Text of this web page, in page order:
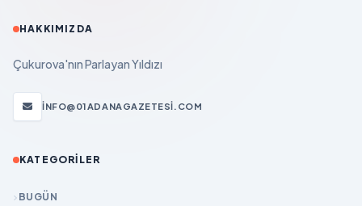
HAKKIMIZDA
Çukurova'nın Parlayan Yıldızı
INFO@01ADANAGAZETESI.COM
KATEGORILER
BUGÜN